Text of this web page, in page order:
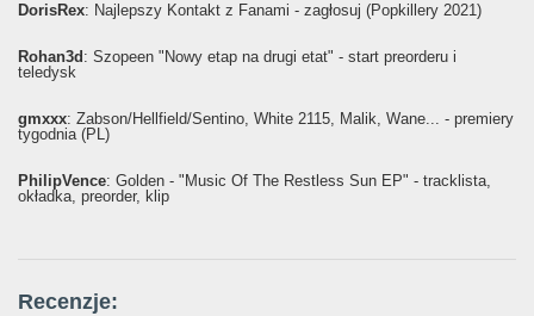
DorisRex: Najlepszy Kontakt z Fanami - zagłosuj (Popkillery 2021)
Rohan3d : Szopeen "Nowy etap na drugi etat" - start preorderu i
teledysk
gmxxx: Żabson/Hellfield/Sentino, White 2115, Malik, Wane... - premiery
tygodnia (PL)
PhilipVence: Golden - "Music Of The Restless Sun EP" - tracklista,
okładka, preorder, klip
Recenzje: